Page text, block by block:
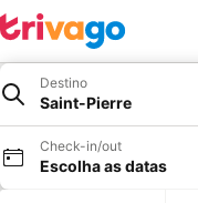
Destino
Saint-Pierre
Check-in/out
Escolha as datas